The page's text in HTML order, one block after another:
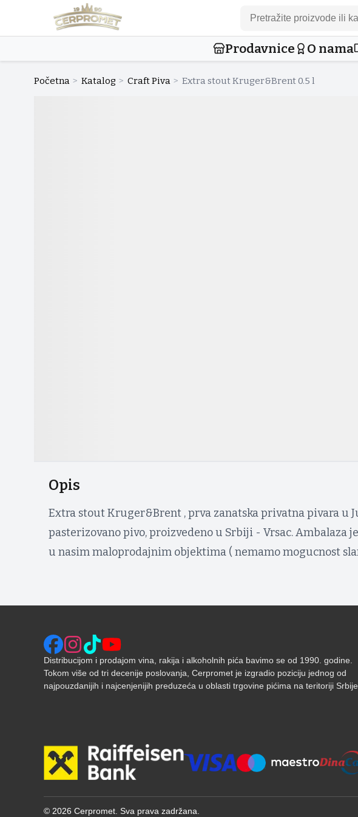
Prodavnice O nama
Početna > Katalog > Craft Piva > Extra stout Kruger&Brent 0.5 l
Opis
Extra stout Kruger&Brent , prva zanatska privatna pivara u
pasterizovano pivo, proizvedeno u Srbiji - Vrsac. Ambalaza
u nasim maloprodajnim objektima ( nemamo mogucnost
Distribucijom i prodajom vina, rakija i alkoholnih pića bavimo se od 1990. godine.
Tokom više od tri decenije poslovanja, Cerpromet je izgradio poziciju jednog od
najpouzdanijih i najcenjenijih preduzeća u oblasti trgovine pićima na teritoriji Srbije.
© 2026 Cerpromet. Sva prava zadržana.